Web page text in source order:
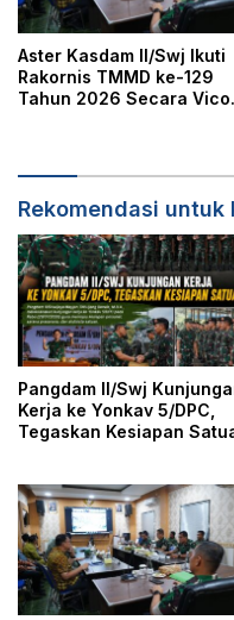
Aster Kasdam II/Swj Ikuti
Rakornis TMMD ke-129
Tahun 2026 Secara
Rekomendasi untuk
Pangdam II/Swj
Kerja ke Yonkav 5/DPC,
Tegaskan Kesiapan